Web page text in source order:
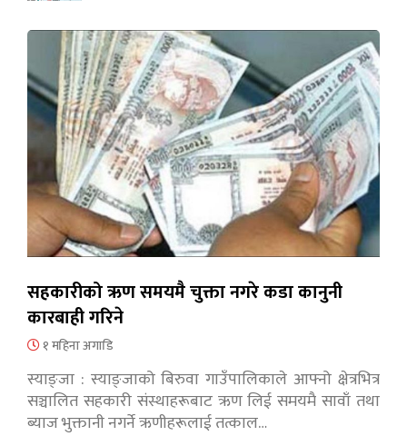
सहकारीको ऋण समयमै चुक्ता नगरे कडा कानुनी
कारबाही गरिने
१ महिना अगाडि
स्याङ्जा : स्याङ्जाको बिरुवा गाउँपालिकाले आफ्नो क्षेत्रभित्र
सञ्चालित सहकारी संस्थाहरूबाट ऋण लिई समयमै सावाँ तथा
ब्याज भुक्तानी नगर्ने ऋणीहरूलाई तत्काल…